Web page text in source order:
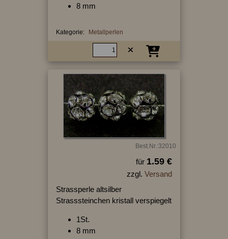
8 mm
Kategorie: Metallperlen
Best.Nr.:32010
für 1.59 €
zzgl. Versand
Strassperle altsilber
Strasssteinchen kristall verspiegelt
1St.
8 mm